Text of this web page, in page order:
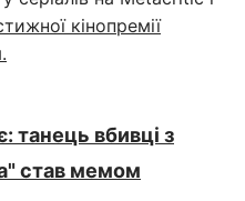
кінопремії
танець вбивці з
став мемом